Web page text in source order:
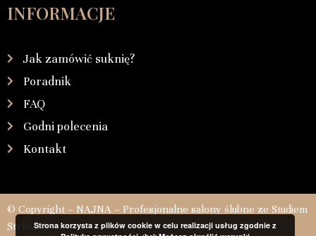
INFORMACJE
Jak zamówić suknię?
Poradnik
FAQ
Godni polecenia
Kontakt
© Copyright – NAJNA – Profesjonalne salony ślubne ze Studiem
StylizacjiStrona korzysta z plików cookie w celu realizacji usług zgodnie z